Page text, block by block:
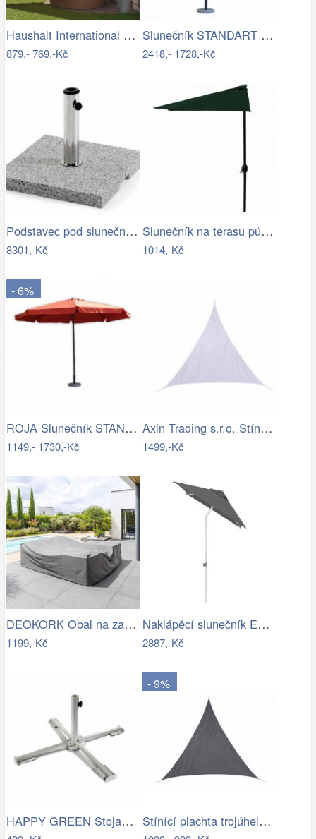
Haushalt International Stínící…
879,-769,-Kč
Slunečník STANDART 4m ROJAPLAST
2418,-1728,-Kč
Podstavec pod slunečník ODDIN - GD
8301,-Kč
Slunečník na terasu půlkruhový - zelený…
1014,-Kč
- 6%
ROJA Slunečník STANDART 4m - terracota
1149,-1730,-Kč
Axin Trading s.r.o. Stínící plachta…
1499,-Kč
DEOKORK Obal na zahradní nábytek…
1199,-Kč
Naklápěcí slunečník EASY PUSH 150x210…
2887,-Kč
HAPPY GREEN Stojan na slunečník 50463001
- 9%
Stínící plachta trojúhelník 3*3*3 m šedá